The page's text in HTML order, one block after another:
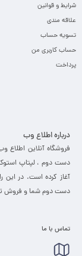
شرایط و قوانین
علاقه مندی
تسویه حساب
حساب کاربری من
پرداخت
درباره اطلاع وب
دست دوم ، لپتاپ
آغاز کرده است. در این
دست دوم شما و فروش
تماس با ما